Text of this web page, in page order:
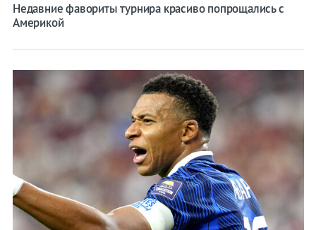
Недавние фавориты турнира красиво попрощались с
Америкой